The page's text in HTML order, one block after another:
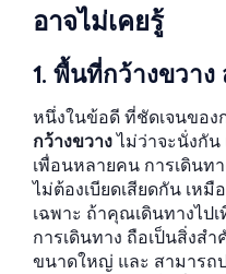
อาจไม่เคยรู้
1. พื้นที่กว้างขวา
หนึ่งในข้อดี ที่ชัดเจนของ
กว้างขวางไม่ว่าจะนั่งกั
เพื่อนหลายคน การเดินท
ไม่ต้องเบียดเสียดกัน เห
เฉพาะ ถ้าคุณเดินทางไป
การเดินทาง ถือเป็นสิ่งส
ขนาดใหญ่ และ สามารถ